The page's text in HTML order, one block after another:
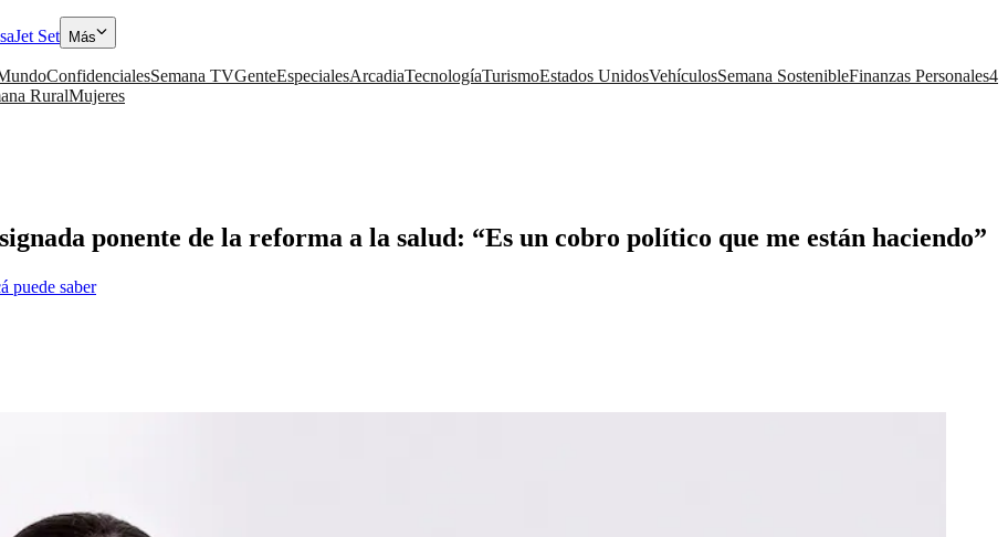
Jet Set Más
ConfidencialesSemana TVGenteEspecialesArcadiaTecnologíaTurismoEstados UnidosVehículosSemana SostenibleFinanzas Personales4
RuralMujeres
ponente de la reforma a la salud: “Es un cobro político que me están haciendo”
puede saber